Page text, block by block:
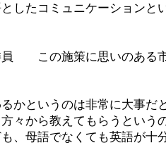
したコミュニケーションと
この施策に思いのある市
かというのは非常に大事だ
々から教えてもらうという
、母語でなくても英語が十